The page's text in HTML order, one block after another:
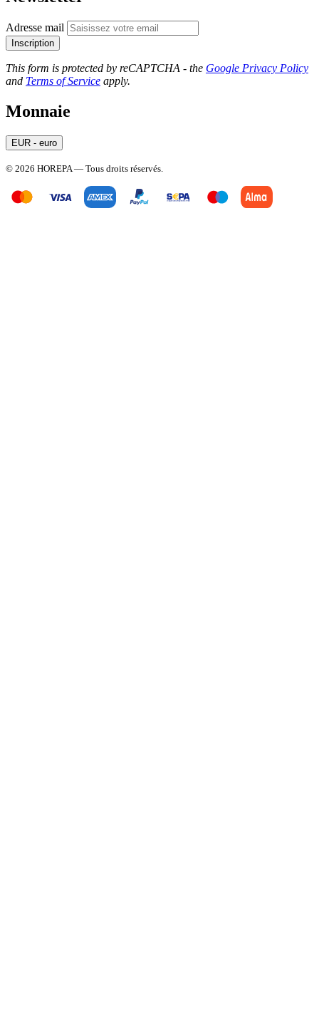
Adresse mail
Inscription
This form is protected by reCAPTCHA - the Google Privacy Policy
and Terms of Service apply.
Monnaie
EUR - euro
© 2026 HOREPA — Tous droits réservés.